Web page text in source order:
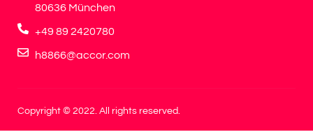
80636 München
+49 89 2420780
h8866@accor.com
Copyright © 2022. All rights reserved.